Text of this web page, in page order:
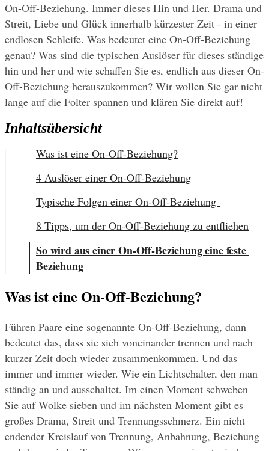
On-Off-Beziehung. Immer dieses Hin und Her. Drama und
Streit, Liebe und Glück innerhalb kürzester Zeit - in einer
endlosen Schleife. Was bedeutet eine On-Off-Beziehung
genau? Was sind die typischen Auslöser für dieses ständige
hin und her und wie schaffen Sie es, endlich aus dieser On-
Off-Beziehung herauszukommen? Wir wollen Sie gar nicht
lange auf die Folter spannen und klären Sie direkt auf!
Inhaltsübersicht
Was ist eine On-Off-Beziehung?
4 Auslöser einer On-Off-Beziehung
Typische Folgen einer On-Off-Beziehung
8 Tipps, um der On-Off-Beziehung zu entfliehen
So wird aus einer On-Off-Beziehung eine feste
Beziehung
Was ist eine On-Off-Beziehung?
Führen Paare eine sogenannte On-Off-Beziehung, dann
bedeutet das, dass sie sich voneinander trennen und nach
kurzer Zeit doch wieder zusammenkommen. Und das
immer und immer wieder. Wie ein Lichtschalter, den man
ständig an und ausschaltet. Im einen Moment schweben
Sie auf Wolke sieben und im nächsten Moment gibt es
großes Drama, Streit und Trennungsschmerz. Ein nicht
endender Kreislauf von Trennung, Anbahnung, Beziehung